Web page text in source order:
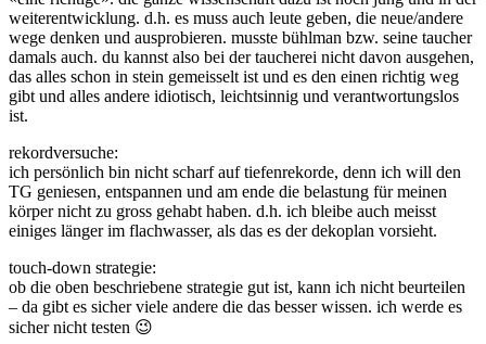
weiterentwicklung. d.h. es muss auch leute geben, die neue/andere
wege denken und ausprobieren. musste bühlman bzw. seine taucher
damals auch. du kannst also bei der taucherei nicht davon ausgehen,
das alles schon in stein gemeisselt ist und es den einen richtig weg
gibt und alles andere idiotisch, leichtsinnig und verantwortungslos
ist.
rekordversuche:
ich persönlich bin nicht scharf auf tiefenrekorde, denn ich will den
TG geniesen, entspannen und am ende die belastung für meinen
körper nicht zu gross gehabt haben. d.h. ich bleibe auch meisst
einiges länger im flachwasser, als das es der dekoplan vorsieht.
touch-down strategie:
ob die oben beschriebene strategie gut ist, kann ich nicht beurteilen
– da gibt es sicher viele andere die das besser wissen. ich werde es
sicher nicht testen 😉